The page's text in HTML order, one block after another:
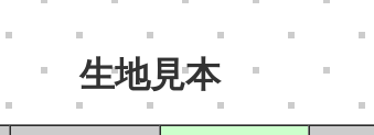
生地見本